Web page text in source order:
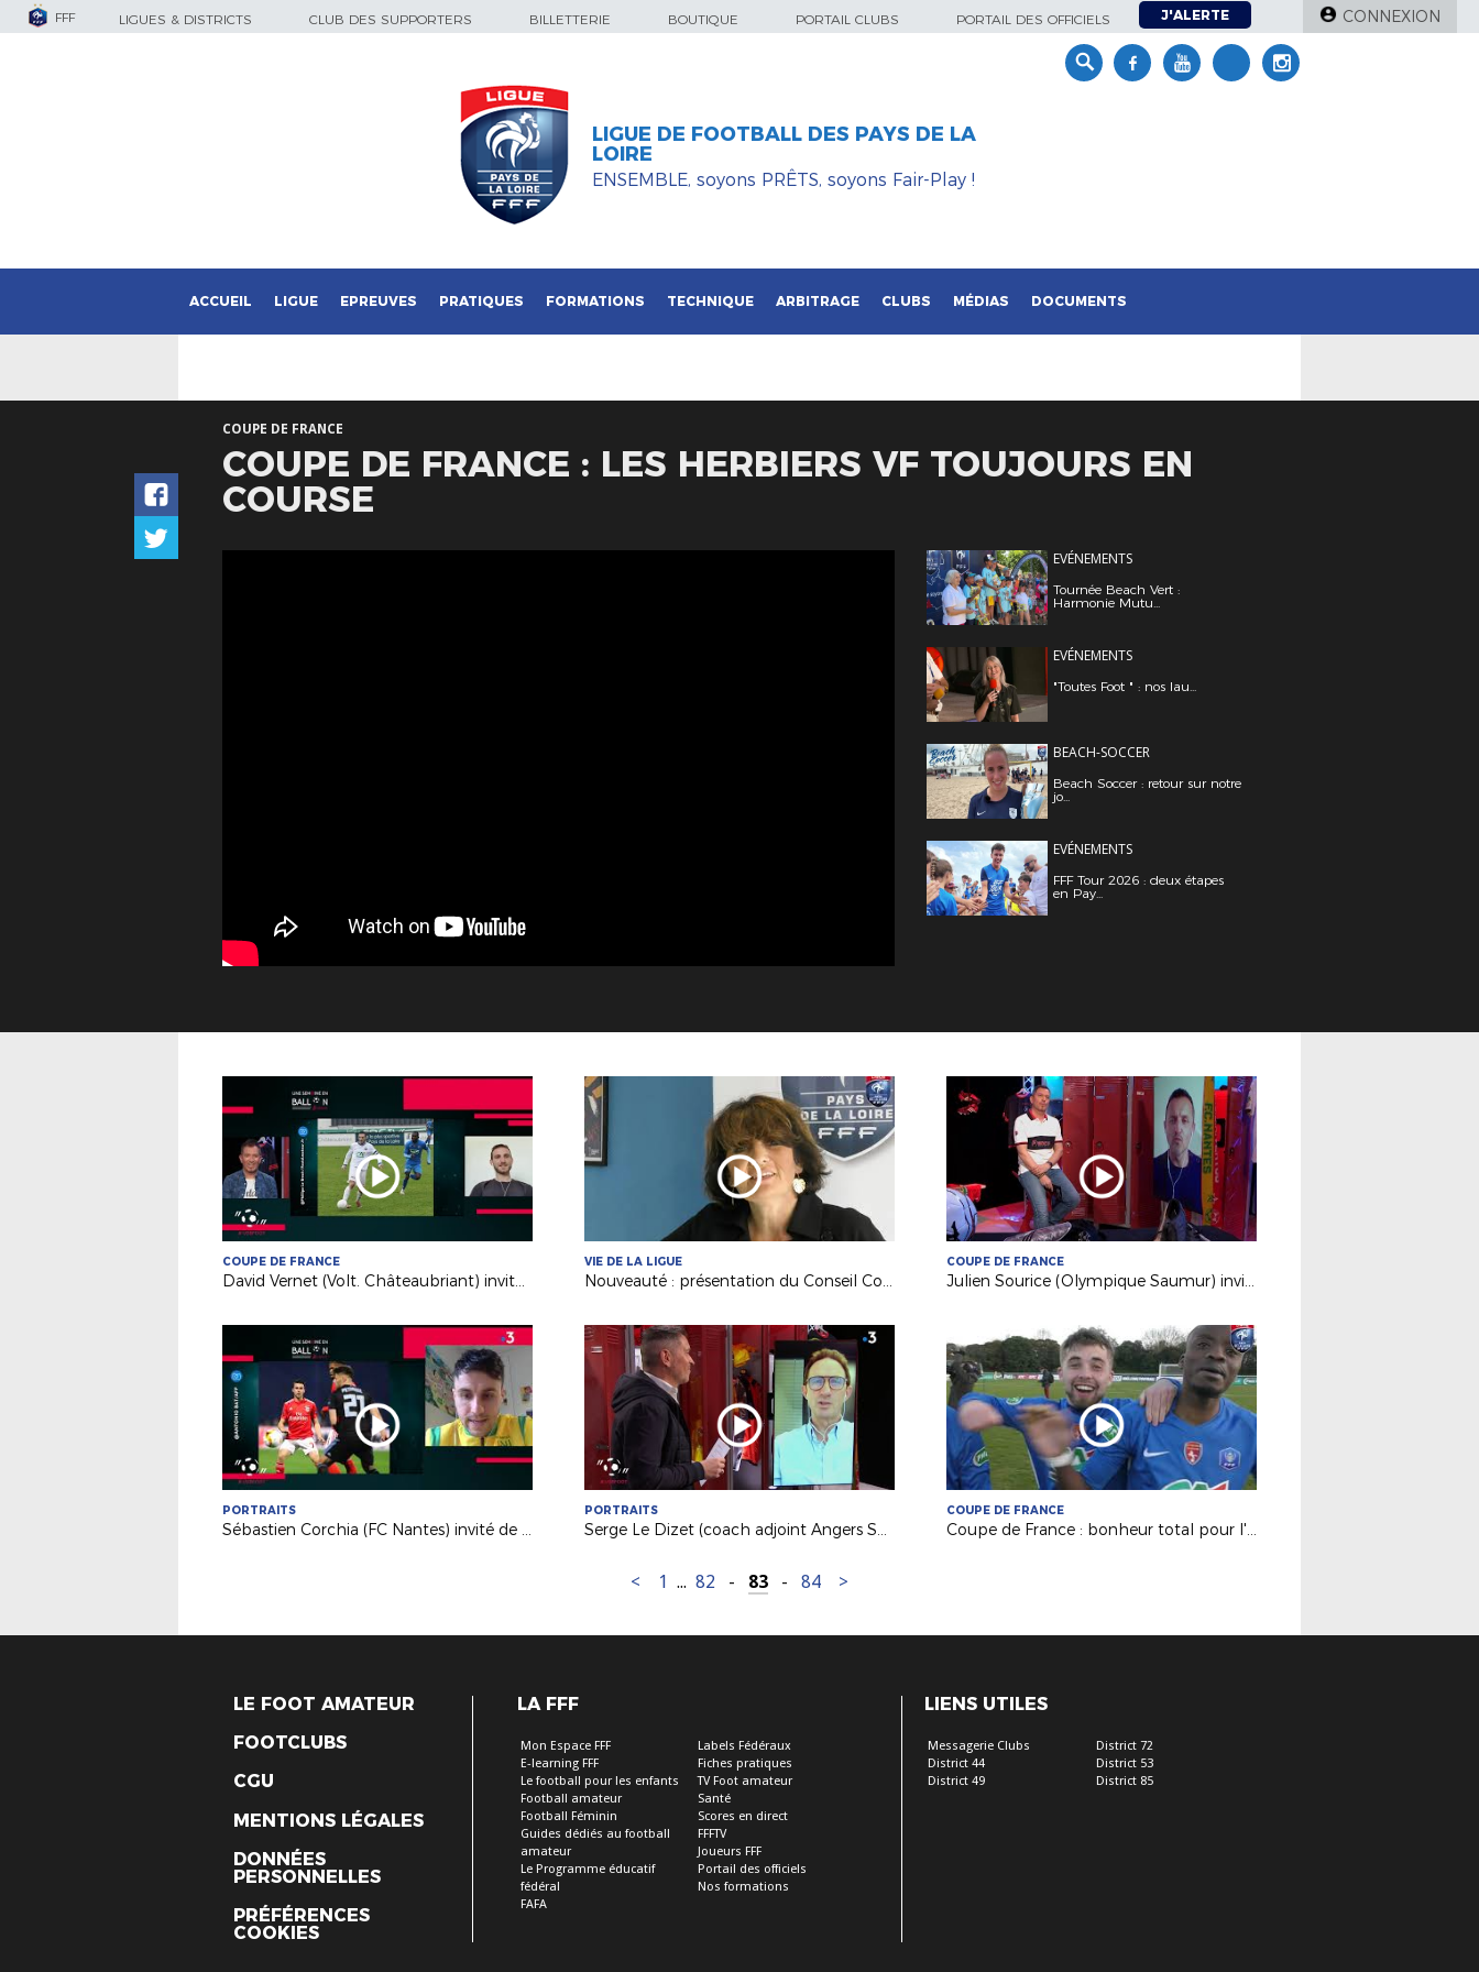
FFF LIGUES & DISTRICTS CLUB DES SUPPORTERS BILLETTERIE BOUTIQUE PORTAIL CLUBS PORTAIL DES OFFICIELS J'ALERTE CONNEXION
LIGUE DE FOOTBALL DES PAYS DE LA
LOIRE
ENSEMBLE, soyons PRÊTS, soyons Fair-Play !
ACCUEIL LIGUE EPREUVES PRATIQUES FORMATIONS TECHNIQUE ARBITRAGE CLUBS MÉDIAS DOCUMENTS
COUPE DE FRANCE
COUPE DE FRANCE : LES HERBIERS VF TOUJOURS EN
COURSE
EVÉNEMENTS
Tournée Beach Vert :
Harmonie Mutu...
EVÉNEMENTS
"Toutes Foot " : nos lau...
BEACH-SOCCER
Beach Soccer : retour sur notre
jo...
EVÉNEMENTS
FFF Tour 2026 : deux étapes
en Pay...
COUPE DE FRANCE
David Vernet (Volt. Châteaubriant) invité de France 3 PDL
VIE DE LA LIGUE
Nouveauté : présentation du Conseil Consultatif des Clubs
COUPE DE FRANCE
Julien Sourice (Olympique Saumur) invité sur France 3 PDL
PORTRAITS
Sébastien Corchia (FC Nantes) invité de France 3 PDL
PORTRAITS
Serge Le Dizet (coach adjoint Angers SCO) invité de France 3 PDL
COUPE DE FRANCE
Coupe de France : bonheur total pour l'Olympique de Saumur (N3) !
< 1 ... 82 - 83 - 84 >
LE FOOT AMATEUR
FOOTCLUBS
CGU
MENTIONS LÉGALES
DONNÉES
PERSONNELLES
PRÉFÉRENCES
COOKIES
LA FFF
Mon Espace FFF
E-learning FFF
Le football pour les enfants
Football amateur
Football Féminin
Guides dédiés au football
amateur
Le Programme éducatif
fédéral
FAFA
Labels Fédéraux
Fiches pratiques
TV Foot amateur
Santé
Scores en direct
FFFTV
Joueurs FFF
Portail des officiels
Nos formations
LIENS UTILES
Messagerie Clubs
District 44
District 49
District 72
District 53
District 85